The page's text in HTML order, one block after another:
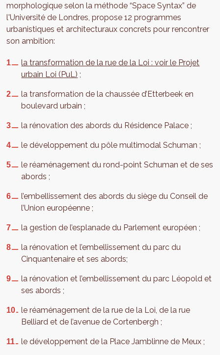
morphologique selon la méthode “Space Syntax” de
l'Université de Londres, propose 12 programmes
urbanistiques et architecturaux concrets pour rencontrer
son ambition:
la transformation de la rue de la Loi : voir le Projet
urbain Loi (PuL) ;
la transformation de la chaussée d’Etterbeek en
boulevard urbain ;
la rénovation des abords du Résidence Palace ;
le développement du pôle multimodal Schuman ;
le réaménagement du rond-point Schuman et de ses
abords ;
l’embellissement des abords du siège du Conseil de
l’Union européenne ;
la gestion de l’esplanade du Parlement européen ;
la rénovation et l’embellissement du parc du
Cinquantenaire et ses abords;
la rénovation et l’embellissement du parc Léopold et
ses abords ;
le réaménagement de la rue de la Loi, de la rue
Belliard et de l’avenue de Cortenbergh ;
le développement de la Place Jamblinne de Meux ;